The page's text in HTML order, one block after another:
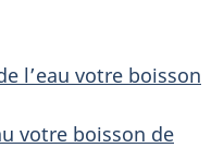
l’eau votre boisson
votre boisson de